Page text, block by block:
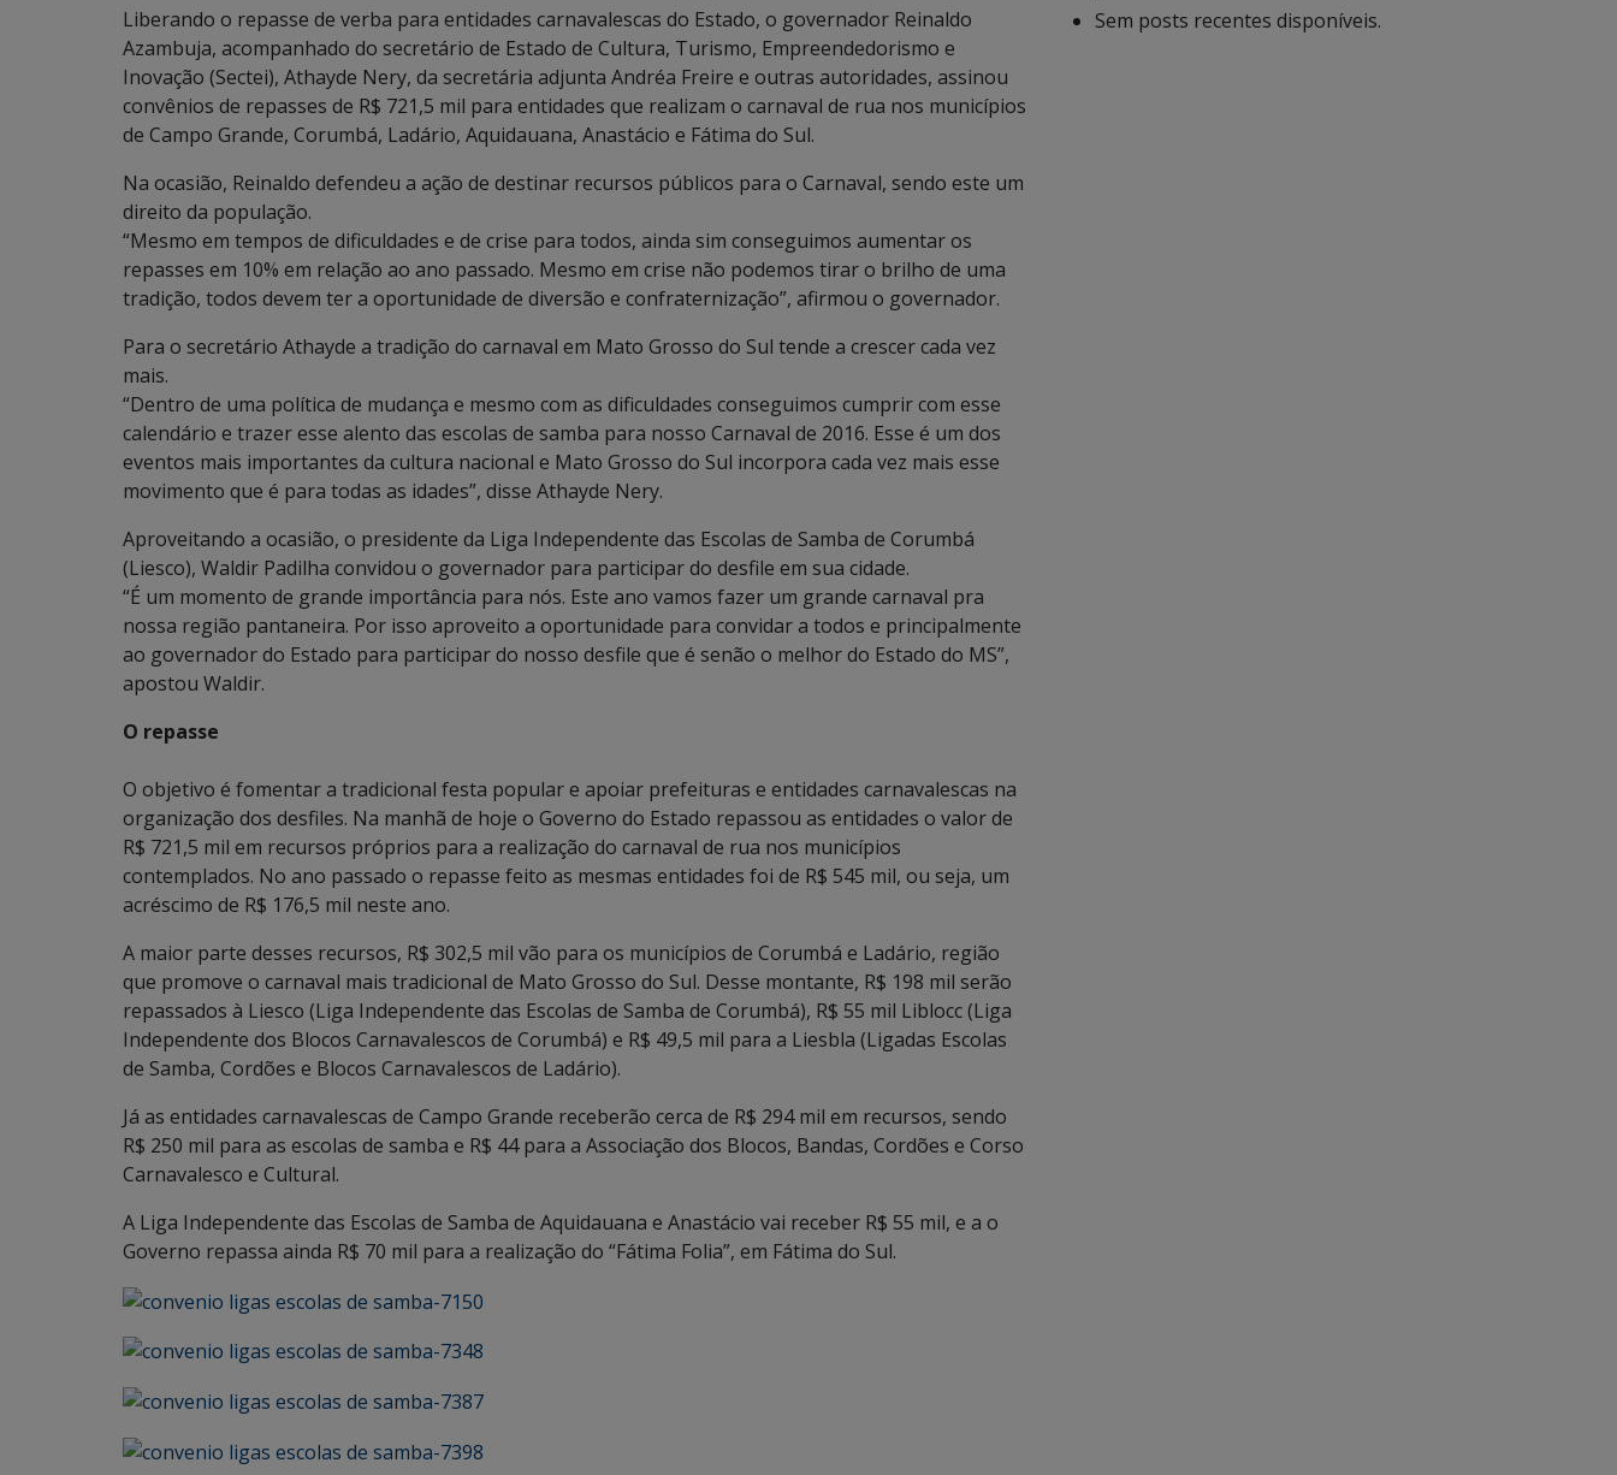
Liberando o repasse de verba para entidades carnavalescas do Estado, o governador Reinaldo
Azambuja, acompanhado do secretário de Estado de Cultura, Turismo, Empreendedorismo e
Inovação (Sectei), Athayde Nery, da secretária adjunta Andréa Freire e outras autoridades, assinou
convênios de repasses de R$ 721,5 mil para entidades que realizam o carnaval de rua nos municípios
de Campo Grande, Corumbá, Ladário, Aquidauana, Anastácio e Fátima do Sul.
Na ocasião, Reinaldo defendeu a ação de destinar recursos públicos para o Carnaval, sendo este um
direito da população.
“Mesmo em tempos de dificuldades e de crise para todos, ainda sim conseguimos aumentar os
repasses em 10% em relação ao ano passado. Mesmo em crise não podemos tirar o brilho de uma
tradição, todos devem ter a oportunidade de diversão e confraternização”, afirmou o governador.
Para o secretário Athayde a tradição do carnaval em Mato Grosso do Sul tende a crescer cada vez
mais.
“Dentro de uma política de mudança e mesmo com as dificuldades conseguimos cumprir com esse
calendário e trazer esse alento das escolas de samba para nosso Carnaval de 2016. Esse é um dos
eventos mais importantes da cultura nacional e Mato Grosso do Sul incorpora cada vez mais esse
movimento que é para todas as idades”, disse Athayde Nery.
Aproveitando a ocasião, o presidente da Liga Independente das Escolas de Samba de Corumbá
(Liesco), Waldir Padilha convidou o governador para participar do desfile em sua cidade.
“É um momento de grande importância para nós. Este ano vamos fazer um grande carnaval pra
nossa região pantaneira. Por isso aproveito a oportunidade para convidar a todos e principalmente
ao governador do Estado para participar do nosso desfile que é senão o melhor do Estado do MS”,
apostou Waldir.
O repasse
O objetivo é fomentar a tradicional festa popular e apoiar prefeituras e entidades carnavalescas na
organização dos desfiles. Na manhã de hoje o Governo do Estado repassou as entidades o valor de
R$ 721,5 mil em recursos próprios para a realização do carnaval de rua nos municípios
contemplados. No ano passado o repasse feito as mesmas entidades foi de R$ 545 mil, ou seja, um
acréscimo de R$ 176,5 mil neste ano.
A maior parte desses recursos, R$ 302,5 mil vão para os municípios de Corumbá e Ladário, região
que promove o carnaval mais tradicional de Mato Grosso do Sul. Desse montante, R$ 198 mil serão
repassados à Liesco (Liga Independente das Escolas de Samba de Corumbá), R$ 55 mil Liblocc (Liga
Independente dos Blocos Carnavalescos de Corumbá) e R$ 49,5 mil para a Liesbla (Ligadas Escolas
de Samba, Cordões e Blocos Carnavalescos de Ladário).
Já as entidades carnavalescas de Campo Grande receberão cerca de R$ 294 mil em recursos, sendo
R$ 250 mil para as escolas de samba e R$ 44 para a Associação dos Blocos, Bandas, Cordões e Corso
Carnavalesco e Cultural.
A Liga Independente das Escolas de Samba de Aquidauana e Anastácio vai receber R$ 55 mil, e a o
Governo repassa ainda R$ 70 mil para a realização do “Fátima Folia”, em Fátima do Sul.
Sem posts recentes disponíveis.